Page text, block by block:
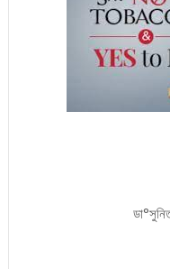
ডা°সুনিতা